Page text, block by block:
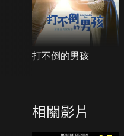
打不倒的男孩
相關影片